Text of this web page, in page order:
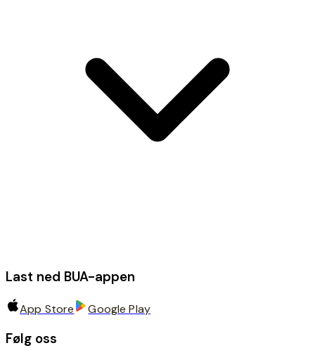
Last ned BUA-appen
App Store Google Play
Følg oss